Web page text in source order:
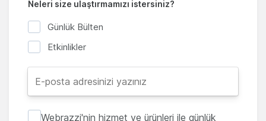
Neleri size ulaştırmamızı istersiniz?
Günlük Bülten
Etkinlikler
Webrazzi'nin hizmet ve ürünleri ile günlük